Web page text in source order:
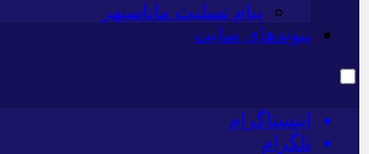
پیام تسلیت ماناسپهر
پیوندهای سایت
اینستاگرام
تلگرام